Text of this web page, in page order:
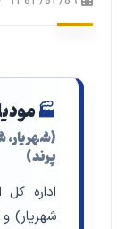
🏭
(شهریار،
پرند)
اداره
شهریار)